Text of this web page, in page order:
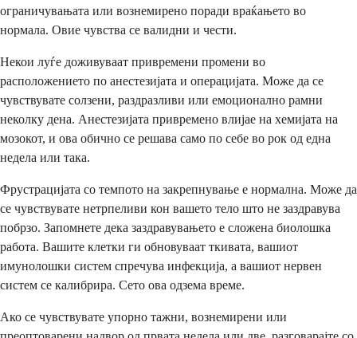
ограничувањата или вознемирено поради враќањето во
нормала. Овие чувства се валидни и чести.
Некои луѓе доживуваат привремени промени во
расположението по анестезијата и операцијата. Може да се
чувствувате солзени, раздразливи или емоционално рамни
неколку дена. Анестезијата привремено влијае на хемијата на
мозокот, и ова обично се решава само по себе во рок од една
недела или така.
Фрустрацијата со темпото на закрепнување е нормална. Може да
се чувствувате нетрпеливи кон вашето тело што не заздравува
побрзо. Запомнете дека заздравувањето е сложена биолошка
работа. Вашите клетки ги обновуваат ткивата, вашиот
имунолошки систем спречува инфекција, а вашиот нервен
систем се калибрира. Сето ова одзема време.
Ако се чувствувате упорно тажни, вознемирени или